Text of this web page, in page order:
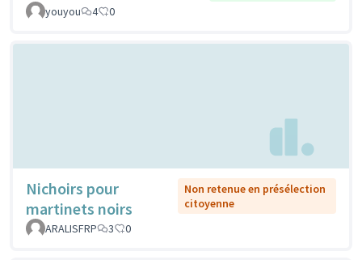
youyou
4 0
Nichoirs pour
martinets noirs
Non retenue en présélection
citoyenne
ARALISFRP
3 0